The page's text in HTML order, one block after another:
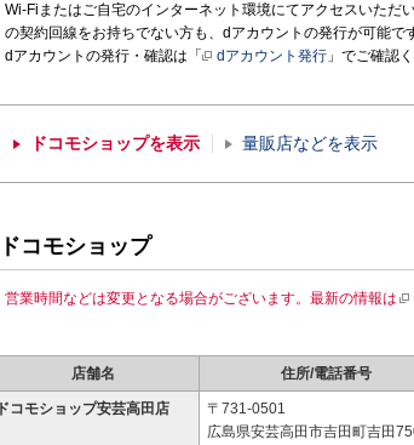
Wi-Fiまたはご自宅のインターネット環境にてアクセスいた
の契約回線をお持ちでない方も、dアカウントの発行が可能で
dアカウントの発行・確認は「
dアカウント発行 」でご確認
ドコモショップを表示 量販店などを表示
ドコモショップ
営業時間などは変更となる場合がございます。最新の情報は
店舗名 住所/電話番号
ドコモショップ安芸高田店
〒731-0501
広島県安芸高田市吉田町吉田